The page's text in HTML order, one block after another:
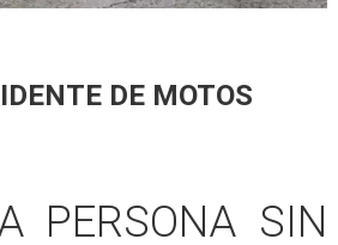
DE MOTOS
PERSONA SIN